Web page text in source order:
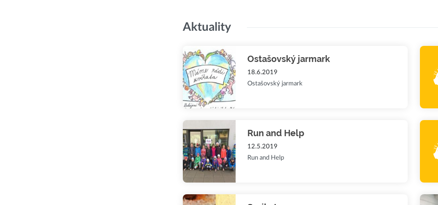
Aktuality
Ostašovský jarmark
18.6.2019
Ostašovský jarmark
Run and Help
12.5.2019
Run and Help